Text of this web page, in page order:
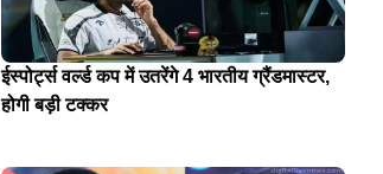
ईस्पोर्ट्स वर्ल्ड कप में उतरेंगे 4 भारतीय ग्रैंडमास्टर,
होगी बड़ी टक्कर